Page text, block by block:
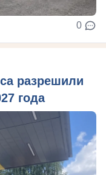
0
разрешили
года